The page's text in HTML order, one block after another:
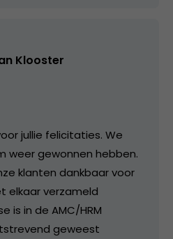
Klooster
jullie felicitaties. We
weer gewonnen hebben.
klanten dankbaar voor
elkaar verzameld
is in de AMC/HRM
geweest